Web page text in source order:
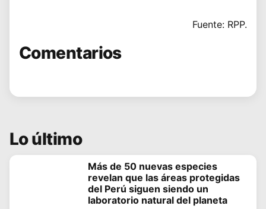
Fuente: RPP.
Comentarios
Lo último
Más de 50 nuevas especies
revelan que las áreas protegidas
del Perú siguen siendo un
laboratorio natural del planeta